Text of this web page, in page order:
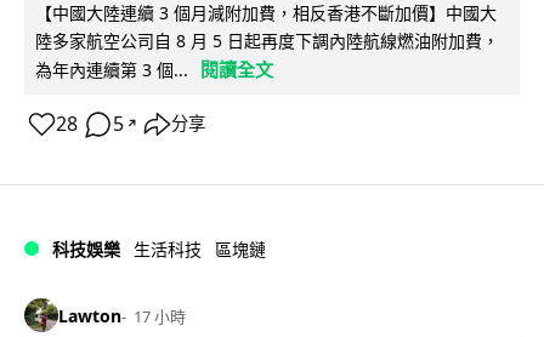
【中國大陸連續 3 個月減附加費，相反香港不斷加價】中國大
陸多家航空公司自 8 月 5 日起再度下調內陸航線燃油附加費，
為年內連續第 3 個...
閱讀全文
28 5 ↗ 分享
科技娛樂 生活科技 區塊鏈
Lawton 17 小時